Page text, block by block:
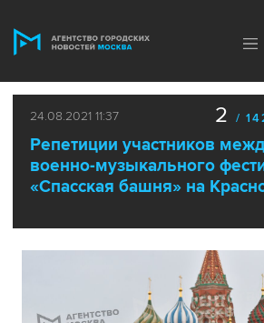
24.08.2021 11:37
Репетиции участников
военно-музыкального
«Спасская башня» на
2 /